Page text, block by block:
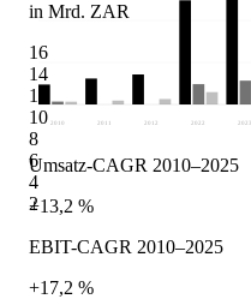
in Mrd. ZAR
16
14
12
10
8
6
4
2
2010 2011 2012 2022 2023
Umsatz-CAGR 2010–2025
+13,2 %
EBIT-CAGR 2010–2025
+17,2 %